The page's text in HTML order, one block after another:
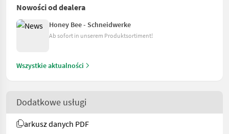
Nowości od dealera
Honey Bee - Schneidwerke
Ab sofort in unserem Produktsortiment!
Wszystkie aktualności
Dodatkowe usługi
arkusz danych PDF